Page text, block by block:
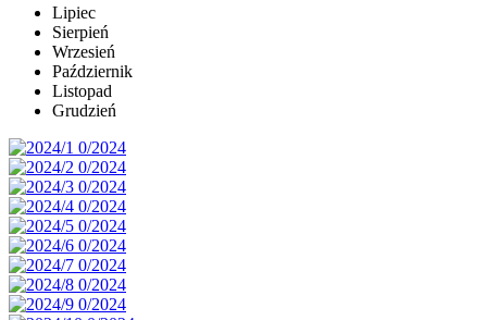
Lipiec
Sierpień
Wrzesień
Październik
Listopad
Grudzień